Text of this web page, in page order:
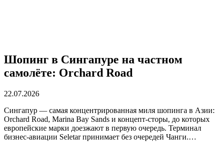
Шопинг в Сингапуре на частном
самолёте: Orchard Road
22.07.2026
Сингапур — самая концентрированная миля шопинга в Азии:
Orchard Road, Marina Bay Sands и концепт-сторы, до которых
европейские марки доезжают в первую очередь. Терминал
бизнес-авиации Seletar принимает без очередей Чанги.…